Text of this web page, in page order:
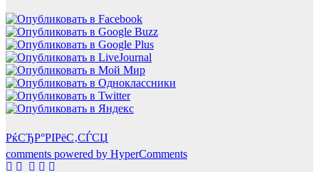
РќСЂР°РІРёС‚СЃСЏ
comments powered by HyperComments